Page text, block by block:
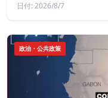
日付: 2026/8/7
政治・公共政策